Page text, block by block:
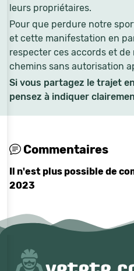
leurs propriétaires.
Pour que perdure notre
et cette manifestation en
respecter ces accords et de
chemins sans autorisation
Si vous partagez le trajet
pensez à indiquer
Commentaires
Il n'est plus possible de
2023